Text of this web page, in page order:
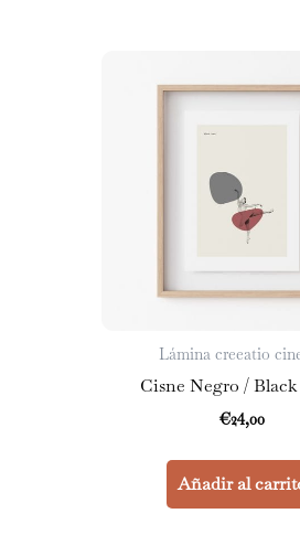
Lámina creeatio
Cisne Negro /
€24,00
Añadir al